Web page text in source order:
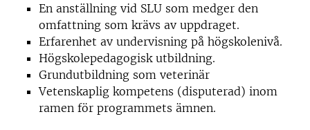
En anställning vid SLU som medger den
omfattning som krävs av uppdraget.
Erfarenhet av undervisning på högskolenivå.
Högskolepedagogisk utbildning.
Grundutbildning som veterinär
Vetenskaplig kompetens (disputerad) inom
ramen för programmets ämnen.